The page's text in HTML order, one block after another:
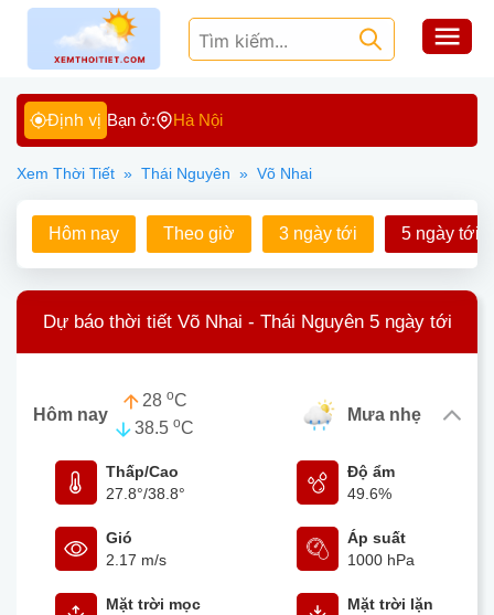
Định vị Bạn ở: Hà Nội
Xem Thời Tiết » Thái Nguyên » Võ Nhai
Hôm nay Theo giờ 3 ngày tới 5 ngày tới
Dự báo thời tiết Võ Nhai - Thái Nguyên 5 ngày tới
Hôm nay
28 oC
38.5 oC
mưa nhẹ
Thấp/Cao
27.8°/38.8°
Độ ẩm
49.6%
Gió
2.17 m/s
Áp suất
1000 hPa
Mặt trời mọc
Mặt trời lặn